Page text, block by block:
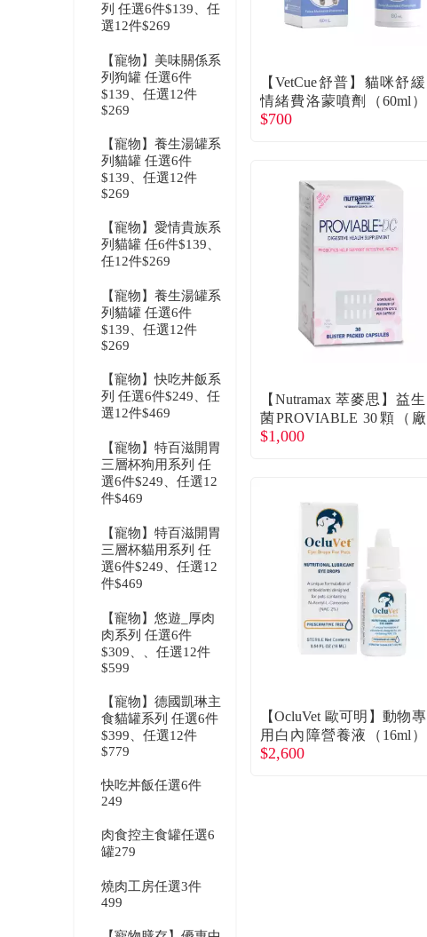
列 任選6件$139、任
選12件$269
【寵物】美味關係系
列狗罐 任選6件
$139、任選12件
$269
【寵物】養生湯罐系
列貓罐 任選6件
$139、任選12件
$269
【寵物】愛情貴族系
列貓罐 任6件$139、
任12件$269
【寵物】養生湯罐系
列貓罐 任選6件
$139、任選12件
$269
【寵物】快吃丼飯系
列 任選6件$249、任
選12件$469
【寵物】特百滋開胃
三層杯狗用系列 任
選6件$249、任選12
件$469
【寵物】特百滋開胃
三層杯貓用系列 任
選6件$249、任選12
件$469
【寵物】悠遊_厚肉
肉系列 任選6件
$309、、任選12件
$599
【寵物】德國凱琳主
食貓罐系列 任選6件
$399、任選12件
$779
快吃丼飯任選6件
249
肉食控主食罐任選6
罐279
燒肉工房任選3件
499
【VetCue舒普】貓咪舒緩
情緒費洛蒙噴劑（60ml）
（廠商直送）
$700
【Nutramax 萃麥思】益生
菌PROVIABLE 30顆（廠
商直送）
$1,000
【OcluVet 歐可明】動物專
用白內障營養液（16ml）
（廠商直送）
$2,600